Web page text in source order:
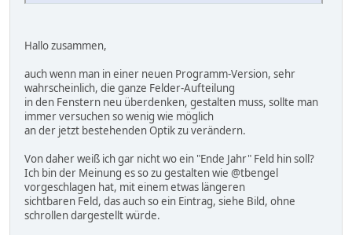
Hallo zusammen,
auch wenn man in einer neuen Programm-Version, sehr
wahrscheinlich, die ganze Felder-Aufteilung
in den Fenstern neu überdenken, gestalten muss, sollte man
immer versuchen so wenig wie möglich
an der jetzt bestehenden Optik zu verändern.
Von daher weiß ich gar nicht wo ein "Ende Jahr" Feld hin soll?
Ich bin der Meinung es so zu gestalten wie @tbengel
vorgeschlagen hat, mit einem etwas längeren
sichtbaren Feld, das auch so ein Eintrag, siehe Bild, ohne
schrollen dargestellt würde.